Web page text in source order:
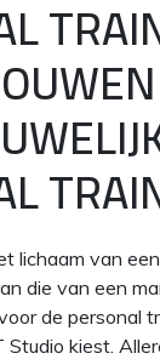
lichaam van
die van een
de personal
kiest.